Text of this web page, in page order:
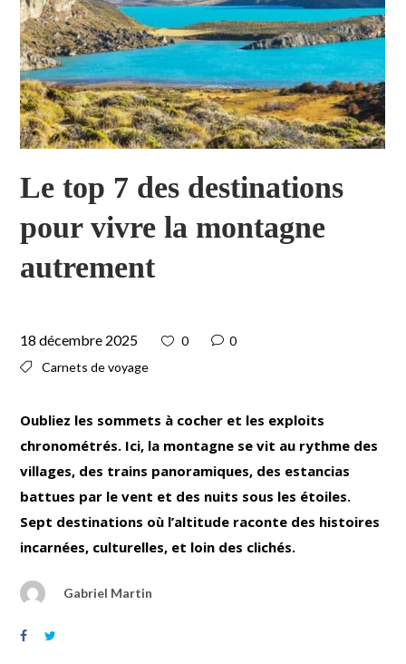
Le top 7 des destinations
pour vivre la montagne
autrement
18 décembre 2025 0
0
Carnets de voyage
Oubliez les sommets à cocher et les exploits
chronométrés. Ici, la montagne se vit au rythme des
villages, des trains panoramiques, des estancias
battues par le vent et des nuits sous les étoiles.
Sept destinations où l’altitude raconte des histoires
incarnées, culturelles, et loin des clichés.
Gabriel Martin